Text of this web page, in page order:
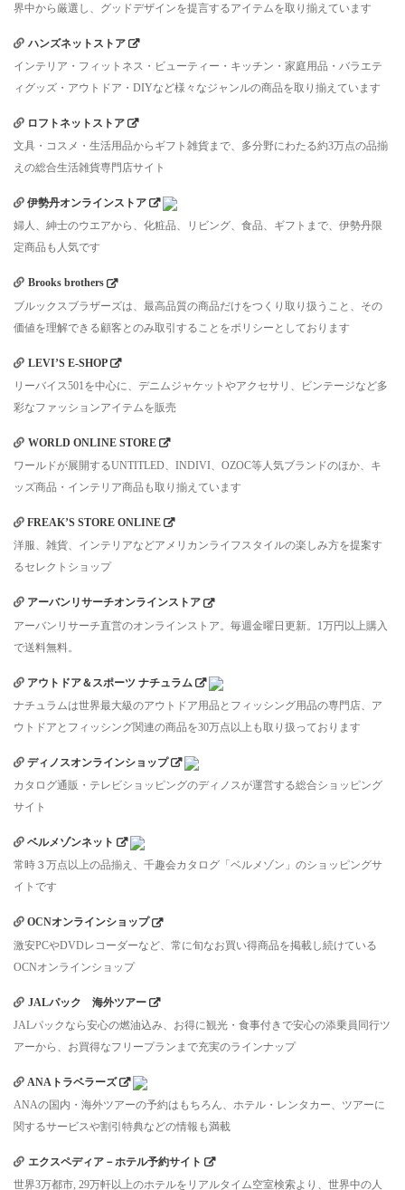
界中から厳選し、グッドデザインを提言するアイテムを取り揃えています
ハンズネットストア
インテリア・フィットネス・ビューティー・キッチン・家庭用品・バラエテ
ィグッズ・アウトドア・DIYなど様々なジャンルの商品を取り揃えています
ロフトネットストア
文具・コスメ・生活用品からギフト雑貨まで、多分野にわたる約3万点の品揃
えの総合生活雑貨専門店サイト
伊勢丹オンラインストア
婦人、紳士のウエアから、化粧品、リビング、食品、ギフトまで、伊勢丹限
定商品も人気です
Brooks brothers
ブルックスブラザーズは、最高品質の商品だけをつくり取り扱うこと、その
価値を理解できる顧客とのみ取引することをポリシーとしております
LEVI’S E-SHOP
リーバイス501を中心に、デニムジャケットやアクセサリ、ビンテージなど多
彩なファッションアイテムを販売
WORLD ONLINE STORE
ワールドが展開するUNTITLED、INDIVI、OZOC等人気ブランドのほか、キ
ッズ商品・インテリア商品も取り揃えています
FREAK’S STORE ONLINE
洋服、雑貨、インテリアなどアメリカンライフスタイルの楽しみ方を提案す
るセレクトショップ
アーバンリサーチオンラインストア
アーバンリサーチ直営のオンラインストア。毎週金曜日更新。1万円以上購入
で送料無料。
アウトドア＆スポーツ ナチュラム
ナチュラムは世界最大級のアウトドア用品とフィッシング用品の専門店、ア
ウトドアとフィッシング関連の商品を30万点以上も取り扱っております
ディノスオンラインショップ
カタログ通販・テレビショッピングのディノスが運営する総合ショッピング
サイト
ベルメゾンネット
常時３万点以上の品揃え、千趣会カタログ「ベルメゾン」のショッピングサ
イトです
OCNオンラインショップ
激安PCやDVDレコーダーなど、常に旬なお買い得商品を掲載し続けている
OCNオンラインショップ
JALパック 海外ツアー
JALパックなら安心の燃油込み、お得に観光・食事付きで安心の添乗員同行ツ
アーから、お買得なフリープランまで充実のラインナップ
ANAトラベラーズ
ANAの国内・海外ツアーの予約はもちろん、ホテル・レンタカー、ツアーに
関するサービスや割引特典などの情報も満載
エクスペディア－ホテル予約サイト
世界3万都市, 29万軒以上のホテルをリアルタイム空室検索より、世界中の人